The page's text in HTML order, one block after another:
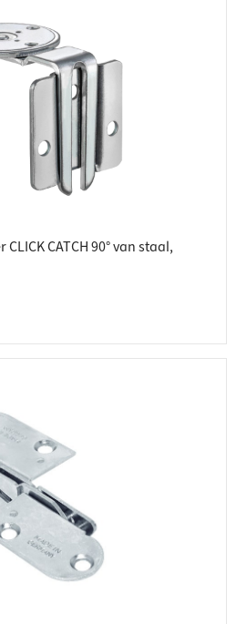
CATCH 90° van staal,